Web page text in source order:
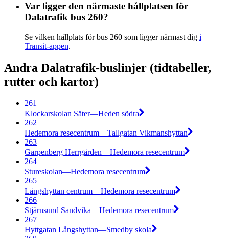
Var ligger den närmaste hållplatsen för
Dalatrafik bus 260?
Se vilken hållplats för bus 260 som ligger närmast dig i
Transit-appen.
Andra Dalatrafik-buslinjer (tidtabeller,
rutter och kartor)
261
Klockarskolan Säter—Heden södra
262
Hedemora resecentrum—Tallgatan Vikmanshyttan
263
Garpenberg Herrgården—Hedemora resecentrum
264
Stureskolan—Hedemora resecentrum
265
Långshyttan centrum—Hedemora resecentrum
266
Stjärnsund Sandvika—Hedemora resecentrum
267
Hyttgatan Långshyttan—Smedby skola